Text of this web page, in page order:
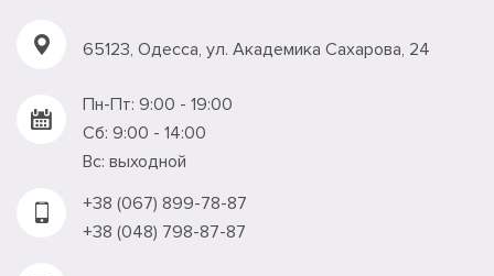
65123, Одесса, ул. Академика Сахарова, 24
Пн-Пт: 9:00 - 19:00
Сб: 9:00 - 14:00
Вс: выходной
+38 (067) 899-78-87
+38 (048) 798-87-87